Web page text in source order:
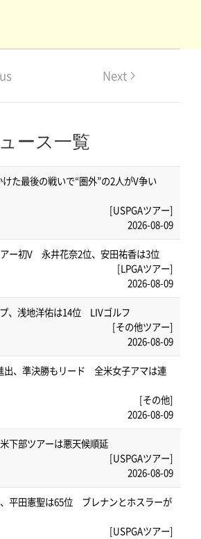
Next
ース一覧
た最後の戦いで“圏外”の2人がV争い
[USPGAツアー]
2026-08-09
ー初V 永井花奈2位、安田祐香は3位
[LPGAツアー]
2026-08-09
、浅地洋佑は14位 LIVゴルフ
[その他ツアー]
2026-08-09
出、準決勝もリード 全米女子アマは連
[その他]
2026-08-09
下部ツアーは悪天候順延
[USPGAツアー]
2026-08-09
平田憲聖は65位 ブレナンとホスラーが
[USPGAツアー]